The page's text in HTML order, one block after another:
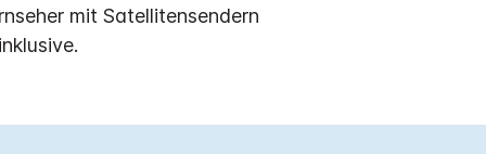
mit Satellitensendern